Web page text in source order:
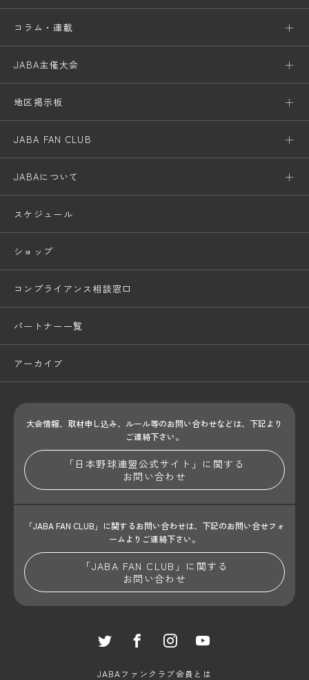
コラム・連載
JABA主催大会
地区掲示板
JABA FAN CLUB
JABAについて
スケジュール
ショップ
コンプライアンス相談窓口
パートナー一覧
アーカイブ
大会情報、取材申し込み、ルール等のお問い合わせなどは、下記より
ご連絡下さい。
「日本野球連盟公式サイト」に関する
お問い合わせ
「JABA FAN CLUB」に関するお問い合わせは、 下記のお問い合せフォ
ームよりご連絡下さい。
「JABA FAN CLUB」に関する
お問い合わせ
JABAファンクラブ会員とは